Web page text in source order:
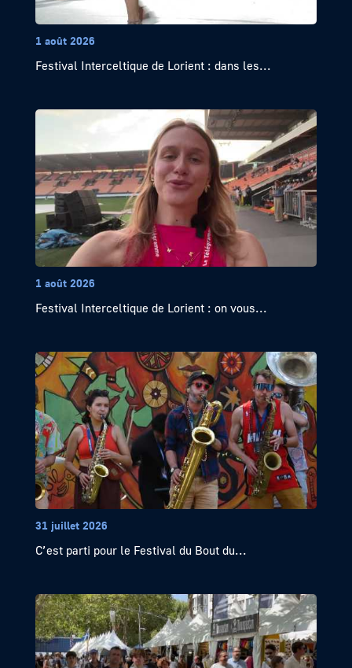
1 août 2026
Festival Interceltique de Lorient : dans les...
1 août 2026
Festival Interceltique de Lorient : on vous...
31 juillet 2026
C’est parti pour le Festival du Bout du...